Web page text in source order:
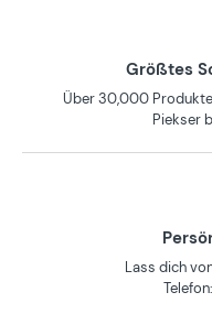
Größtes
Über 30,000
Piekser
Lass dich